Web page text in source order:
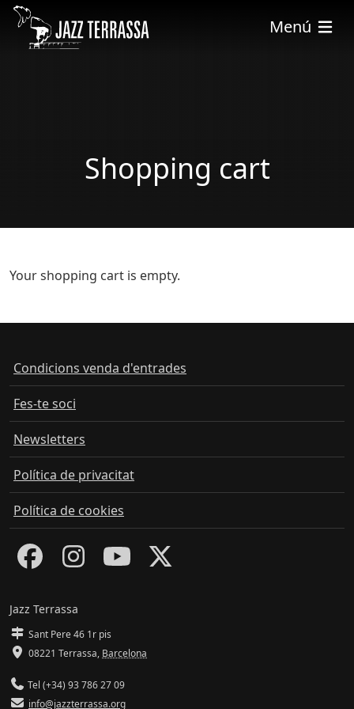
Skip to main content
Menú
Shopping cart
Your shopping cart is empty.
Condicions venda d'entrades
Fes-te soci
Newsletters
Política de privacitat
Política de cookies
Jazz Terrassa
Sant Pere 46 1r pis
08221 Terrassa, Barcelona
Tel (+34) 93 786 27 09
info@jazzterrassa.org